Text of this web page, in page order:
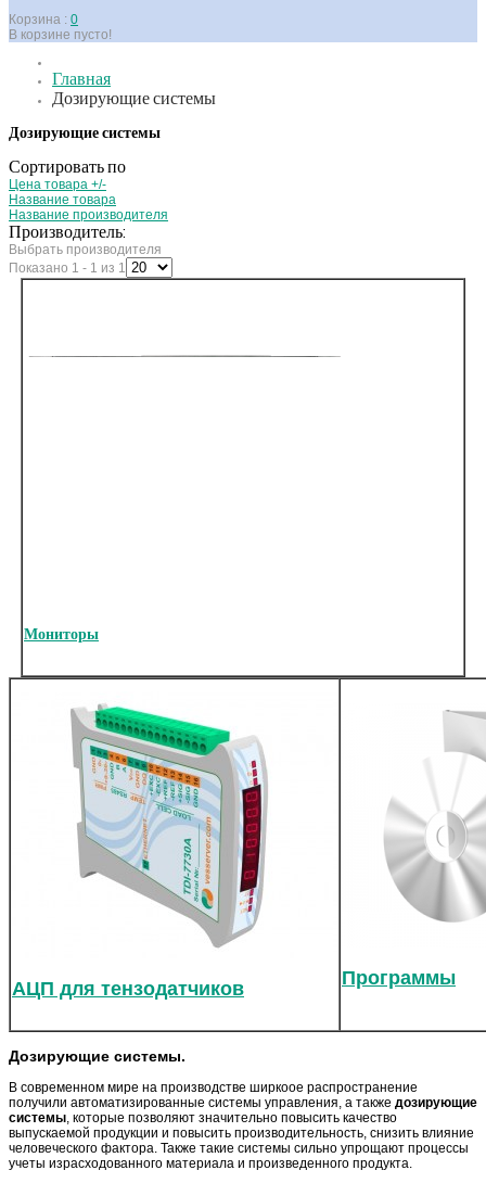
Корзина : 0
В корзине пусто!
Главная
Дозирующие системы
Дозирующие системы
Сортировать по
Цена товара +/-
Название товара
Название производителя
Производитель:
Выбрать производителя
Показано 1 - 1 из 1
Мониторы
АЦП для тензодатчиков Программы
Дозирующие системы.
В современном мире на производстве ширкоое распространение
получили автоматизированные системы управления, а также дозирующие
системы, которые позволяют значительно повысить качество
выпускаемой продукции и повысить производительность, снизить влияние
человеческого фактора. Также такие системы сильно упрощают процессы
учеты израсходованного материала и произведенного продукта.